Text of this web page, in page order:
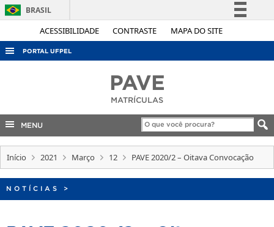
ACESSIBILIDADE CONTRASTE MAPA DO SITE
BRASIL
Simplifique!
Acesso à informação
Canais
PORTAL UFPEL
COBALTO
EDITAIS
PAVE
MATRÍCULAS
MENU
Início 2021 Março 12 PAVE 2020/2 – Oitava Convocação
NOTÍCIAS >